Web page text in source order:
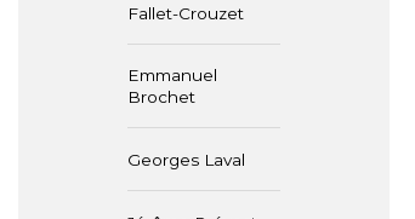
Fallet-Crouzet
Emmanuel
Brochet
Georges Laval